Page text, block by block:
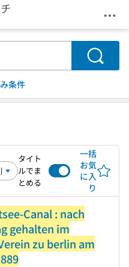
メ
検索
条件
タイト
ルでま
とめる
一括
お気
に入
り
Canal : nach
gehalten im
zu berlin am